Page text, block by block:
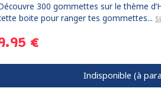
300 gommettes sur le thème
boite pour ranger tes gommettes...
€
Indisponible (à